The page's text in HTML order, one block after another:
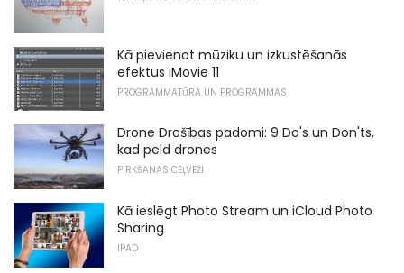
Kā pievienot mūziku un izkustēšanās
efektus iMovie 11
PROGRAMMATŪRA UN PROGRAMMAS
Drone Drošības padomi: 9 Do's un Don'ts,
kad peld drones
PIRKŠANAS CEĻVEŽI
Kā ieslēgt Photo Stream un iCloud Photo
Sharing
IPAD